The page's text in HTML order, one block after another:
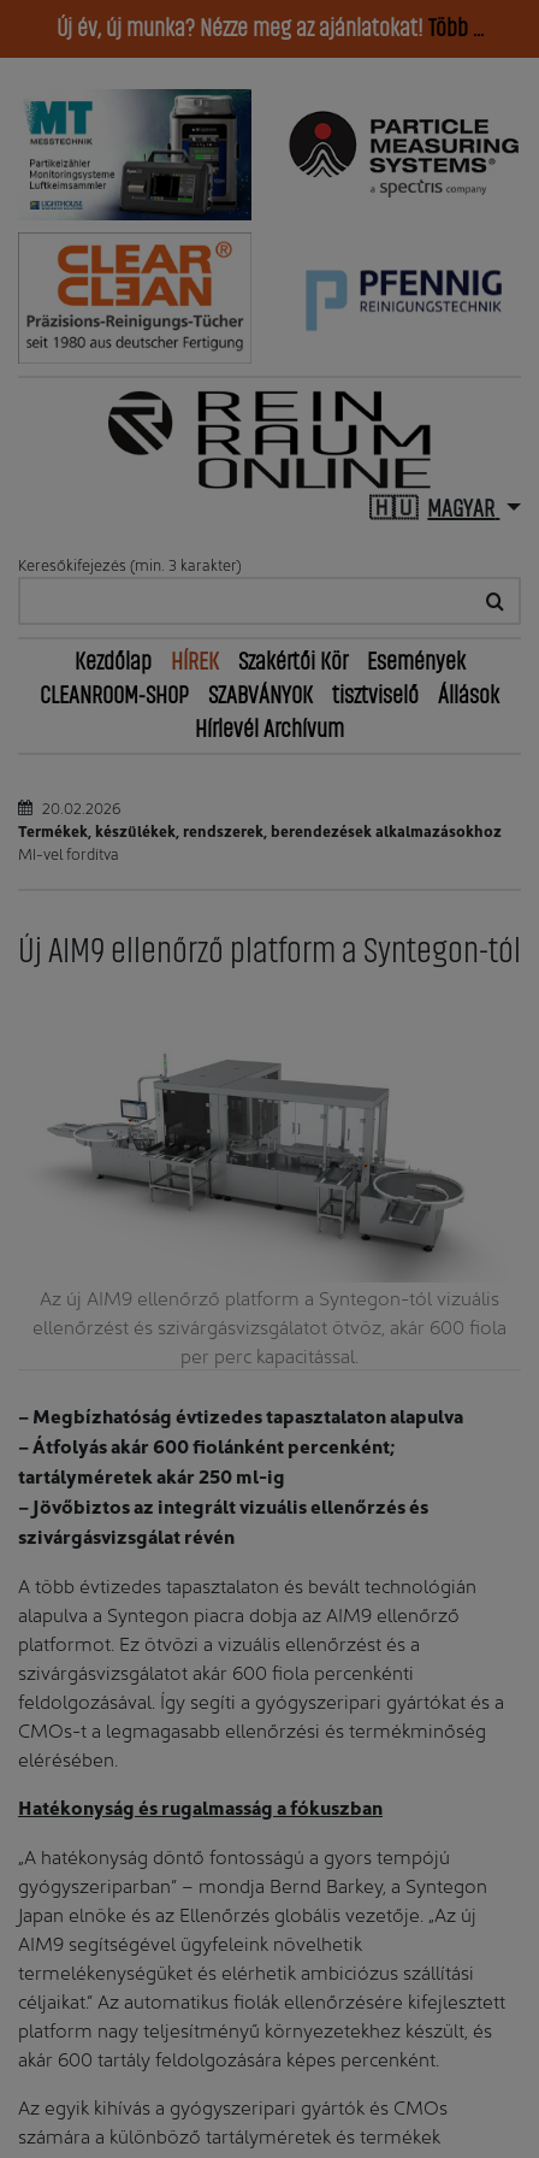
Új év, új munka? Nézze meg az ajánlatokat! Több ...
MAGYAR
Keresőkifejezés (min. 3 karakter)
Kezdőlap HÍREK Szakértői Kör
Események
CLEANROOM-SHOP
SZABVÁNYOK tisztviselő
Állások
Hírlevél Archívum
20.02.2026
Termékek, készülékek, rendszerek, berendezések alkalmazásokhoz
MI-vel fordítva
Új AIM9 ellenőrző platform a Syntegon-tól
Az új AIM9 ellenőrző platform a Syntegon-tól vizuális
ellenőrzést és szivárgásvizsgálatot ötvöz, akár 600 fiola
per perc kapacitással.
– Megbízhatóság évtizedes tapasztalaton alapulva
– Átfolyás akár 600 fiolánként percenként;
tartályméretek akár 250 ml-ig
– Jövőbiztos az integrált vizuális ellenőrzés és
szivárgásvizsgálat révén
A több évtizedes tapasztalaton és bevált technológián
alapulva a Syntegon piacra dobja az AIM9 ellenőrző
platformot. Ez ötvözi a vizuális ellenőrzést és a
szivárgásvizsgálatot akár 600 fiola percenkénti
feldolgozásával. Így segíti a gyógyszeripari gyártókat és a
CMOs-t a legmagasabb ellenőrzési és termékminőség
elérésében.
Hatékonyság és rugalmasság a fókuszban
„A hatékonyság döntő fontosságú a gyors tempójú
gyógyszeriparban” – mondja Bernd Barkey, a Syntegon
Japan elnöke és az Ellenőrzés globális vezetője. „Az új
AIM9 segítségével ügyfeleink növelhetik
termelékenységüket és elérhetik ambiciózus szállítási
céljaikat.” Az automatikus fiolák ellenőrzésére kifejlesztett
platform nagy teljesítményű környezetekhez készült, és
akár 600 tartály feldolgozására képes percenként.
Az egyik kihívás a gyógyszeripari gyártók és CMOs
számára a különböző tartályméretek és termékek